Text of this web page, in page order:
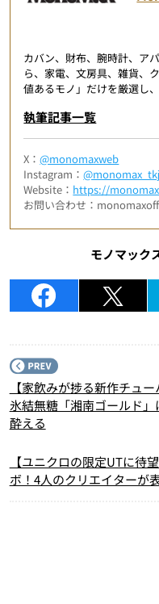
カバン、財布、腕時計、ア
ら、家電、文房具、雑貨、
値あるモノ」だけを厳選し
執筆記事一覧
X：@monomaxweb
Instagram：@monomax_tkj
Website： https://
お問い合わせ：
モノマック
【家飲みが捗る新作チュ
氷結無糖「湘南ゴールド
酔える
【ユニクロの限定UTに待
ボ！4人のクリエイターが